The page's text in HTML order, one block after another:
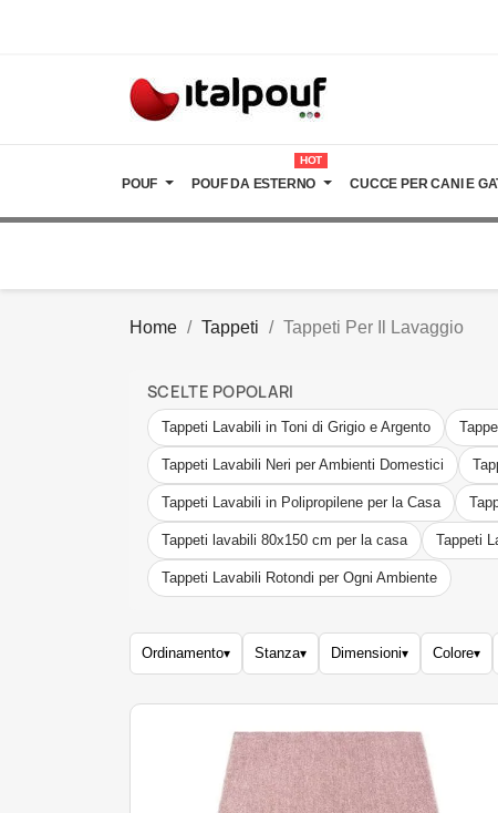
POUF POUF DA ESTERNO
HOT
CUCCE PER CANI E
Home Tappeti Tappeti Per Il Lavaggio
SCELTE POPOLARI
Tappeti Lavabili in Toni di Grigio e Argento
Tappeti Lavabili Neri per Ambienti Domestici
Tappeti Lavabili in Polipropilene per la Casa
Tappeti lavabili 80x150 cm per la casa Tappeti
Tappeti Lavabili Rotondi per Ogni Ambiente
Ordinamento▾ Stanza▾ Dimensioni▾ Colore▾